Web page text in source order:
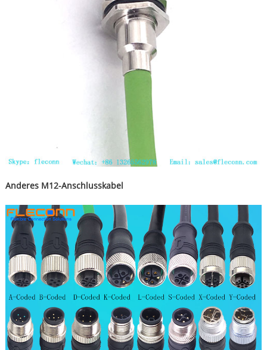
Anderes M12-Anschlusskabel